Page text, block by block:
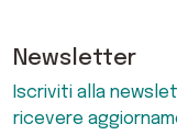
Newsletter
Iscriviti alla
ricevere